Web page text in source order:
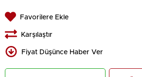
Favorilere Ekle
Karşılaştır
Fiyat Düşünce Haber Ver